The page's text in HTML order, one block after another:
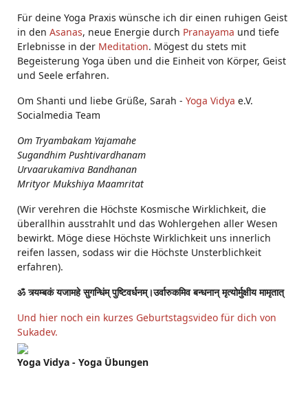
Für deine Yoga Praxis wünsche ich dir einen ruhigen Geist
in den Asanas, neue Energie durch Pranayama und tiefe
Erlebnisse in der Meditation. Mögest du stets mit
Begeisterung Yoga üben und die Einheit von Körper, Geist
und Seele erfahren.
Om Shanti und liebe Grüße, Sarah - Yoga Vidya e.V.
Socialmedia Team
Om Tryambakam Yajamahe
Sugandhim Pushtivardhanam
Urvaarukamiva Bandhanan
Mrityor Mukshiya Maamritat
(Wir verehren die Höchste Kosmische Wirklichkeit, die
überallhin ausstrahlt und das Wohlergehen aller Wesen
bewirkt. Möge diese Höchste Wirklichkeit uns innerlich
reifen lassen, sodass wir die Höchste Unsterblichkeit
erfahren).
ॐ त्र्यम्बकं यजामहे सुगन्धिंम् पुष्टिवर्धनम्।उर्वारुकमिव बन्धनान् मृत्योर्मुक्षीय मामृतात्
Und hier noch ein kurzes Geburtstagsvideo für dich von
Sukadev.
Yoga Vidya - Yoga Übungen